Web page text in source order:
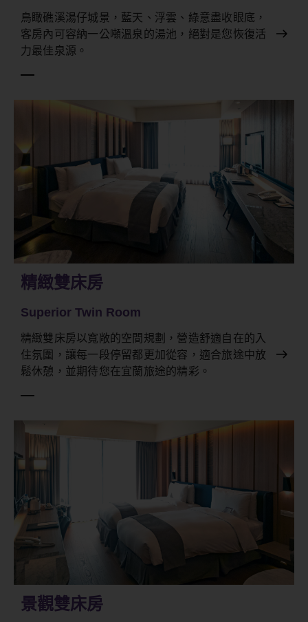
鳥瞰礁溪湯仔城景，藍天、浮雲、綠意盡收眼底，
客房內可容納一公噸溫泉的湯池，絕對是您恢復活
力最佳泉源。
精緻雙床房
Superior Twin Room
精緻雙床房以寬敞的空間規劃，營造舒適自在的入
住氛圍，讓每一段停留都更加從容，適合旅途中放
鬆休憩，並期待您在宜蘭旅途的精彩。
景觀雙床房